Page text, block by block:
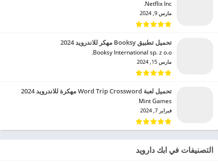
Netflix Inc.‏
مارس 9, 2024
تحميل تطبيق Booksy مهكر للاندرويد 2024
Booksy International sp. z o.o.‏
مارس 15, 2024
تحميل لعبة Word Trip Crossword مهكرة للاندرويد 2024
Mint Games‏
فبراير 7, 2024
التصنيفات في ابك دارويد